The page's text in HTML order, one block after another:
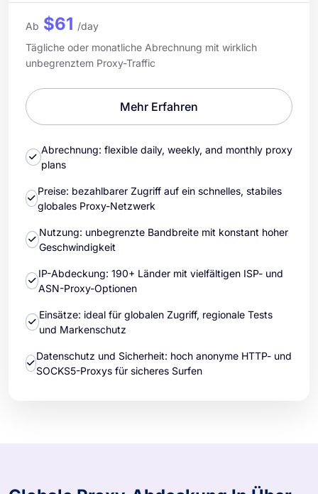
Ab $61 /day
Tägliche oder monatliche Abrechnung mit wirklich
unbegrenztem Proxy-Traffic
Mehr Erfahren
Abrechnung: flexible daily, weekly, and monthly proxy
plans
Preise: bezahlbarer Zugriff auf ein schnelles, stabiles
globales Proxy-Netzwerk
Nutzung: unbegrenzte Bandbreite mit konstant hoher
Geschwindigkeit
IP-Abdeckung: 190+ Länder mit vielfältigen ISP- und
ASN-Proxy-Optionen
Einsätze: ideal für globalen Zugriff, regionale Tests
und Markenschutz
Datenschutz und Sicherheit: hoch anonyme HTTP- und
SOCKS5-Proxys für sicheres Surfen